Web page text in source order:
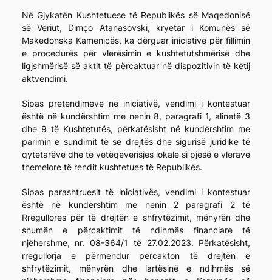
Në Gjykatën Kushtetuese të Republikës së Maqedonisë
së Veriut, Dimço Atanasovski, kryetar i Komunës së
Makedonska Kamenicës, ka dërguar iniciativë për fillimin
e procedurës për vlerësimin e kushtetutshmërisë dhe
ligjshmërisë së aktit të përcaktuar në dispozitivin të këtij
aktvendimi.
Sipas pretendimeve në iniciativë, vendimi i kontestuar
është në kundërshtim me nenin 8, paragrafi 1, alinetë 3
dhe 9 të Kushtetutës, përkatësisht në kundërshtim me
parimin e sundimit të së drejtës dhe sigurisë juridike të
qytetarëve dhe të vetëqeverisjes lokale si pjesë e vlerave
themelore të rendit kushtetues të Republikës.
Sipas parashtruesit të iniciativës, vendimi i kontestuar
është në kundërshtim me nenin 2 paragrafi 2 të
Rregullores për të drejtën e shfrytëzimit, mënyrën dhe
shumën e përcaktimit të ndihmës financiare të
njëhershme, nr. 08-364/1 të 27.02.2023. Përkatësisht,
rregullorja e përmendur përcakton të drejtën e
shfrytëzimit, mënyrën dhe lartësinë e ndihmës së